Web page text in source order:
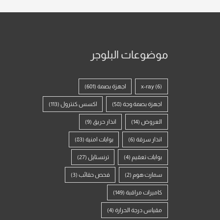
موضوعات البلوجر
x-ray (6) اجهزة بصمة (601)
اجهزة بصمة وجة(58) اكسس كنترول (113)
العروض(14) انذار حريق (9)
انذار سرقة(6) بوابات امنية (83)
بوابات تعقيم (4) ترنستايل (27)
سمارت هوم (2) فحص حقائب (3)
كاميرات مراقبة(149)
مقياس درجة الحرارة(4)